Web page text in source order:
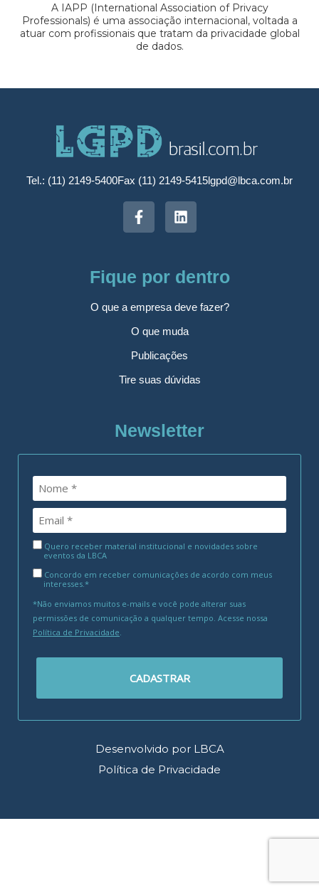
A IAPP (International Association of Privacy
Professionals) é uma associação internacional, voltada a
atuar com profissionais que tratam da privacidade global
de dados.
Tel.: (11) 2149-5400Fax (11) 2149-5415lgpd@lbca.com.br
Fique por dentro
O que a empresa deve fazer?
O que muda
Publicações
Tire suas dúvidas
Newsletter
Quero receber material institucional e novidades sobre
eventos da LBCA
Concordo em receber comunicações de acordo com meus
interesses.*
*Não enviamos muitos e-mails e você pode alterar suas
permissões de comunicação a qualquer tempo. Acesse nossa
Política de Privacidade.
CADASTRAR
Desenvolvido por LBCA
Política de Privacidade